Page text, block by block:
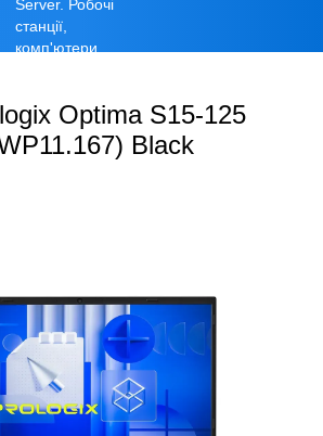
Optima S15-125
Black